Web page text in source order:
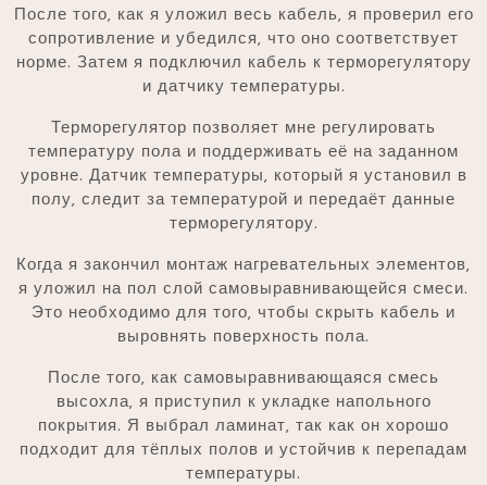
После того‚ как я уложил весь кабель‚ я проверил его
сопротивление и убедился‚ что оно соответствует
норме. Затем я подключил кабель к терморегулятору
и датчику температуры.
Терморегулятор позволяет мне регулировать
температуру пола и поддерживать её на заданном
уровне. Датчик температуры‚ который я установил в
полу‚ следит за температурой и передаёт данные
терморегулятору.
Когда я закончил монтаж нагревательных элементов‚
я уложил на пол слой самовыравнивающейся смеси.
Это необходимо для того‚ чтобы скрыть кабель и
выровнять поверхность пола.
После того‚ как самовыравнивающаяся смесь
высохла‚ я приступил к укладке напольного
покрытия. Я выбрал ламинат‚ так как он хорошо
подходит для тёплых полов и устойчив к перепадам
температуры.